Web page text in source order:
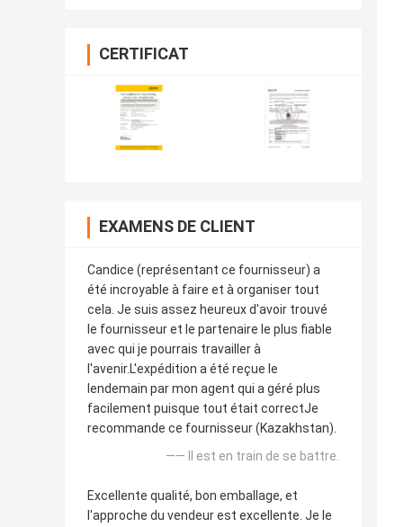
CERTIFICAT
EXAMENS DE CLIENT
Candice (représentant ce fournisseur) a
été incroyable à faire et à organiser tout
cela. Je suis assez heureux d'avoir trouvé
le fournisseur et le partenaire le plus fiable
avec qui je pourrais travailler à
l'avenir.L'expédition a été reçue le
lendemain par mon agent qui a géré plus
facilement puisque tout était correctJe
recommande ce fournisseur (Kazakhstan).
—— Il est en train de se battre.
Excellente qualité, bon emballage, et
l'approche du vendeur est excellente. Je le